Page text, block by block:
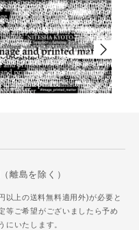
離島を除く）
以上の送料無料適用外)が必要と
等ご希望がございましたら予め
にいたします。